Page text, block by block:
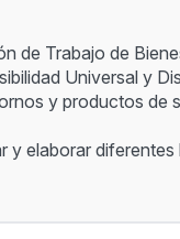
de Trabajo de
Universal y
y productos de
y elaborar